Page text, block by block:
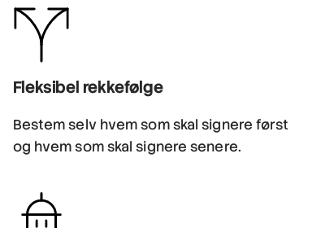
Fleksibel rekkefølge
Bestem selv hvem som skal signere først
og hvem som skal signere senere.